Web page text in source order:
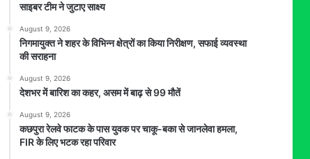
साइबर टीम ने जुटाए साक्ष्य
August 9, 2026
निगमायुक्त ने शहर के विभिन्न क्षेत्रों का किया निरीक्षण, सफाई व्यवस्था
की सराहना
August 9, 2026
देशभर में बारिश का कहर, असम में बाढ़ से 99 मौतें
August 9, 2026
कछपुरा रेलवे फाटक के पास युवक पर चाकू-बका से जानलेवा हमला,
FIR के लिए भटक रहा परिवार